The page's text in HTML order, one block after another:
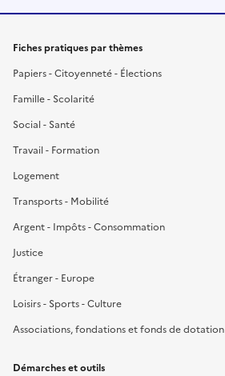
Fiches pratiques par thèmes
Papiers - Citoyenneté - Élections
Famille - Scolarité
Social - Santé
Travail - Formation
Logement
Transports - Mobilité
Argent - Impôts - Consommation
Justice
Étranger - Europe
Loisirs - Sports - Culture
Associations, fondations et fonds de dotation
Démarches et outils